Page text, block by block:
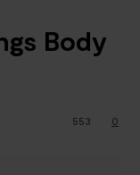
Body
0
553